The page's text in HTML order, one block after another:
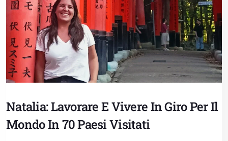
Natalia: Lavorare E Vivere In Giro Per Il
Mondo In 70 Paesi Visitati